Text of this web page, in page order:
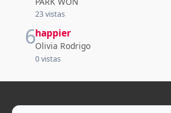
23 vistas
6happier
Olivia Rodrigo
0 vistas